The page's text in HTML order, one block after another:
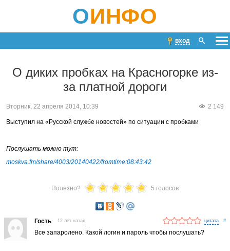
ОИНФО
вход
О диких пробках на Красногорке из-
за платной дороги
2 149
Вторник, 22 апреля 2014, 10:39
Выступил на «Русской службе новостей» по ситуации с пробками
Послушать можно тут:
moskva.fm/share/4003/20140422/fromtime:08:43:42
Полезно? 5 голосов
Гость 12 лет назад #
Все запаролено. Какой логин и пароль чтобы послушать?